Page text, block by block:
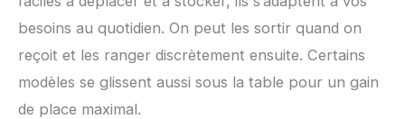
besoins au quotidien. On peut les sortir quand on
reçoit et les ranger discrètement ensuite. Certains
modèles se glissent aussi sous la table pour un gain
de place maximal.